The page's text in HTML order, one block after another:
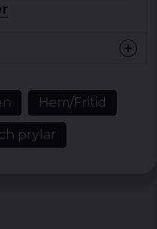
och 15 cm i
flecktarn,
Hem/Fritid
prylar